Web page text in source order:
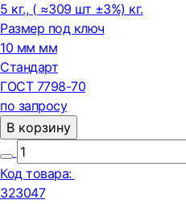
5 кг., ( ≈309 шт ±3%) кг.
Размер под ключ
10 мм мм
Стандарт
ГОСТ 7798-70
по запросу
В корзину
Код товара:
323047